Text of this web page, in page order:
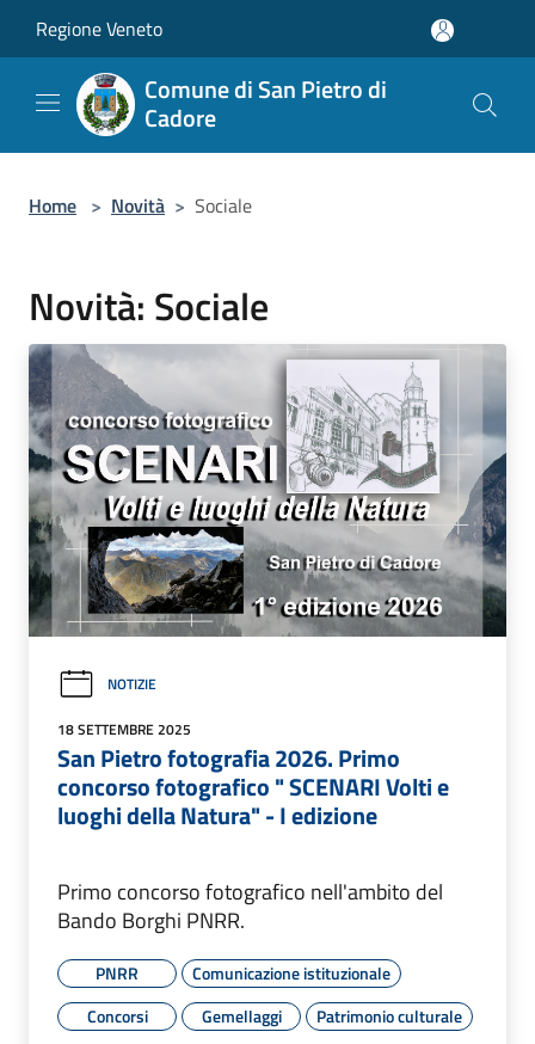
Regione Veneto
Comune di San Pietro di
Cadore
Home > Novità > Sociale
Novità: Sociale
NOTIZIE
18 SETTEMBRE 2025
San Pietro fotografia 2026. Primo
concorso fotografico " SCENARI Volti e
luoghi della Natura" - I edizione
Primo concorso fotografico nell'ambito del
Bando Borghi PNRR.
PNRR
Comunicazione istituzionale
Concorsi
Gemellaggi
Patrimonio culturale